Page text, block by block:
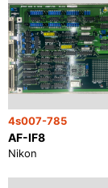
AF-IF8
4s007-785
Nikon